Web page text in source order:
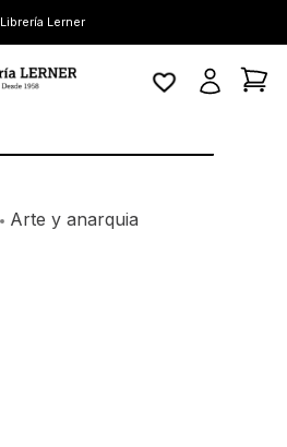
Librería Lerner
arte y anarquia